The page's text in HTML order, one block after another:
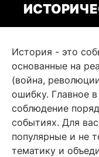
История - это
основанные на
(война,
ошибку. Главное
соблюдение
событиях. Для
популярные и не
тематику и